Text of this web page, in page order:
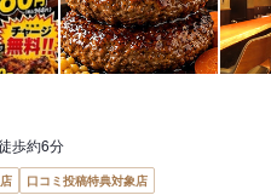
歩約6分
口コミ投稿特典対象店